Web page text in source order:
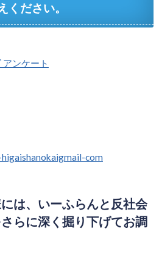
ください。
ンケート
com
は、いーふらんと反社会
らに深く掘り下げてお調